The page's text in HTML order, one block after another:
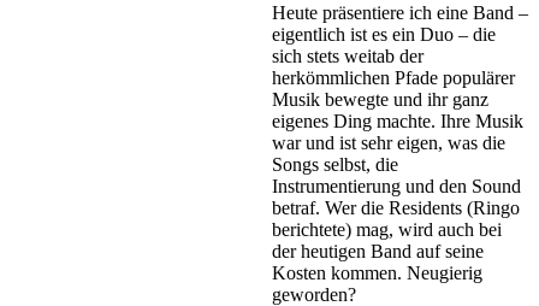
Heute präsentiere ich eine Band –
eigentlich ist es ein Duo – die
sich stets weitab der
herkömmlichen Pfade populärer
Musik bewegte und ihr ganz
eigenes Ding machte. Ihre Musik
war und ist sehr eigen, was die
Songs selbst, die
Instrumentierung und den Sound
betraf. Wer die Residents (Ringo
berichtete) mag, wird auch bei
der heutigen Band auf seine
Kosten kommen. Neugierig
geworden?